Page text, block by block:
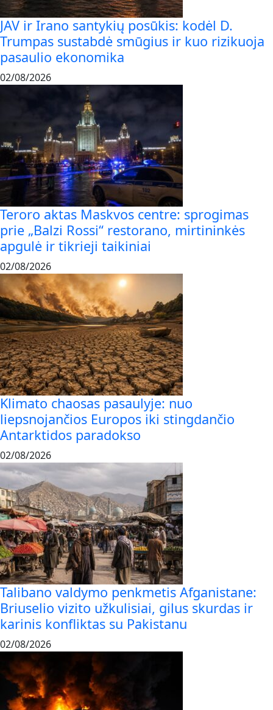
JAV ir Irano santykių posūkis: kodėl D.
Trumpas sustabdė smūgius ir kuo rizikuoja
pasaulio ekonomika
02/08/2026
Teroro aktas Maskvos centre: sprogimas
prie „Balzi Rossi“ restorano, mirtininkės
apgulė ir tikrieji taikiniai
02/08/2026
Klimato chaosas pasaulyje: nuo
liepsnojančios Europos iki stingdančio
Antarktidos paradokso
02/08/2026
Talibano valdymo penkmetis Afganistane:
Briuselio vizito užkulisiai, gilus skurdas ir
karinis konfliktas su Pakistanu
02/08/2026